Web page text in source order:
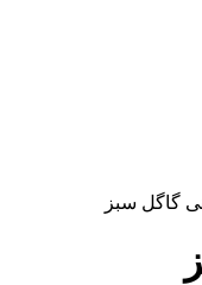
گاگل سبز